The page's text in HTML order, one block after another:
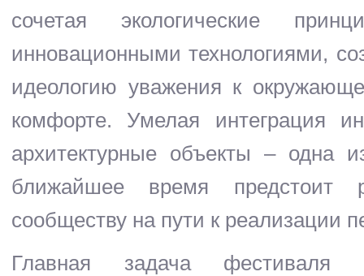
сочетая экологические
инновационными технологиями,
идеологию уважения к
комфорте. Умелая интеграция
архитектурные объекты – одна
ближайшее время предстоит
сообществу на пути к реализации
Главная задача фестиваля